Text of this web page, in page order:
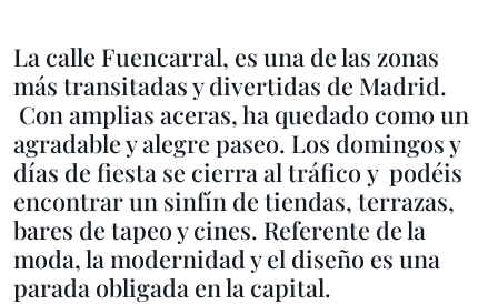
La calle Fuencarral, es una de las zonas
más transitadas y divertidas de Madrid.
Con amplias aceras, ha quedado como un
agradable y alegre paseo. Los domingos y
días de fiesta se cierra al tráfico y podéis
encontrar un sinfín de tiendas, terrazas,
bares de tapeo y cines. Referente de la
moda, la modernidad y el diseño es una
parada obligada en la capital.